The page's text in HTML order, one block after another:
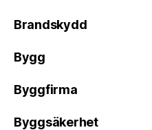
Brandskydd
Bygg
Byggfirma
Byggsäkerhet